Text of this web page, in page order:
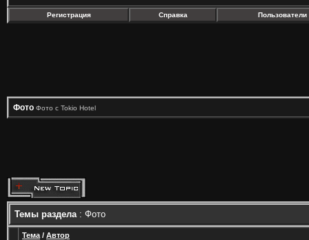
Регистрация Справка Пользователи
Фото Фото с Tokio Hotel
Темы раздела: Фото
Тема / Автор